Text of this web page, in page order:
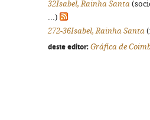
32Isabel, Rainha Santa
...)
272-36Isabel, Rainha Santa
deste editor: Gráfica de